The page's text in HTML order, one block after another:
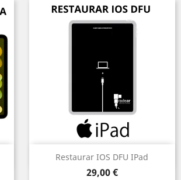
Restaurar IOS DFU IPad
Precio
29,00 €
Vista rápida